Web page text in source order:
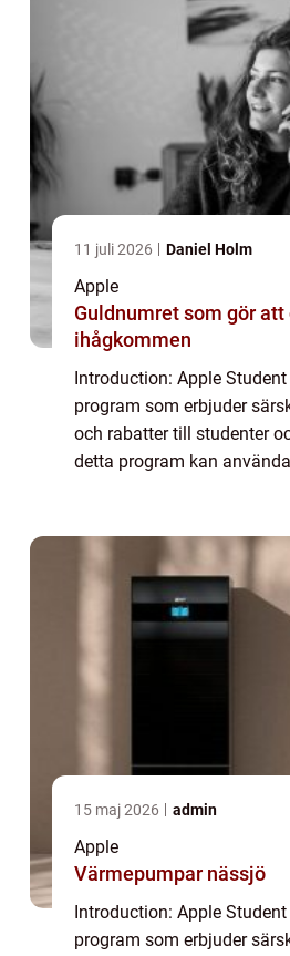
11 juli 2026 Daniel Holm
Apple
Guldnumret som gör att
ihågkommen
Introduction: Apple
program som erbjuder
och rabatter till studenter
detta program kan
15 maj 2026 admin
Apple
Värmepumpar nässjö
Introduction: Apple
program som erbjuder